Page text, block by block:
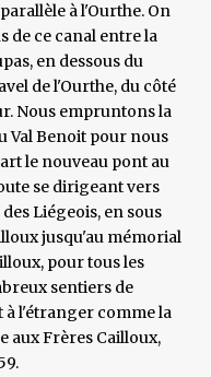
à l'Ourthe. On
de ce canal entre la
en dessous du
de l'Ourthe, du côté
Nous empruntons la
Val Benoit pour nous
le nouveau pont au
se dirigeant vers
Liégeois, en sous
jusqu'au mémorial
pour tous les
sentiers de
l'étranger comme la
aux Frères Cailloux,